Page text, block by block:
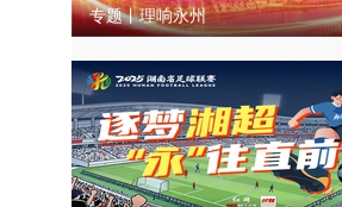
专题丨理响永州